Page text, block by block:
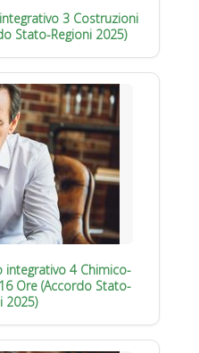
3 Costruzioni
Stato-Regioni 2025)
integrativo 4 Chimico-
Ore (Accordo Stato-
2025)